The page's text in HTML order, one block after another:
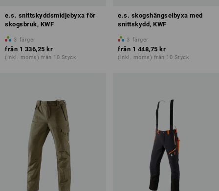
e.s. snittskyddsmidjebyxa för
skogsbruk, KWF
3 färger
från 1 336,25 kr
(inkl. moms) från 10 Styck
e.s. skogshängselbyxa med
snittskydd, KWF
3 färger
från 1 448,75 kr
(inkl. moms) från 10 Styck